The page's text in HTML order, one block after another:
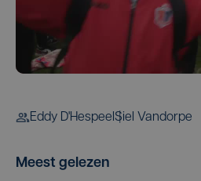
Eddy D'Hespeel Siel Vandorpe
Meest gelezen